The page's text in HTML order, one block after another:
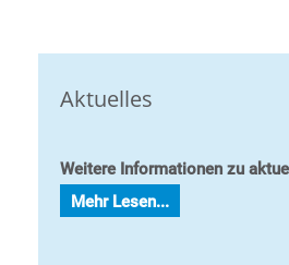
Aktuelles
Weitere Informationen zu
Mehr Lesen...